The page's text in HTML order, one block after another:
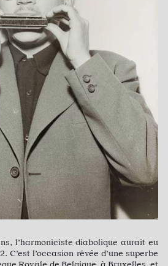
l’harmoniciste diabolique aurait eu
C’est l’occasion rêvée d’une superbe